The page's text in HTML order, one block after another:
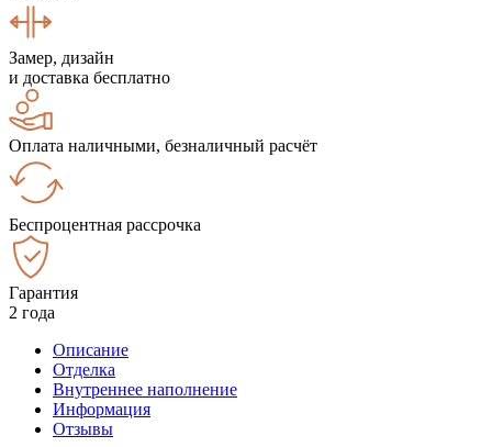
Замер, дизайн
и доставка бесплатно
Оплата наличными, безналичный расчёт
Беспроцентная рассрочка
Гарантия
2 года
Описание
Отделка
Внутреннее наполнение
Информация
Отзывы